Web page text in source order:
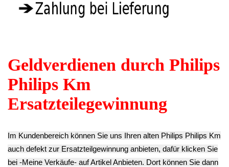
HD8829 -2
HD8829 -2
9.03€
HD8829 -2
Gummi Dichtungen
Mühlwerk Trichter
Philips HD8829 -2
zzgl.Versand
Mühlwerk Regler
Zahnrad Philips
HD8829 -2
zzgl.Versand
Bedienteil innen
Philips HD8829 -2
zzgl.Versand